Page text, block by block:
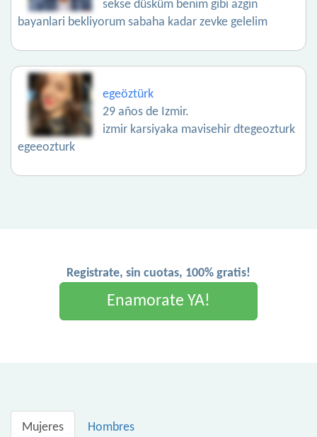
sekse düsküm benim gibi azgin
bayanlari bekliyorum sabaha kadar zevke gelelim
egeöztürk
29 años de Izmir.
izmir karsiyaka mavisehir dtegeozturk
egeeozturk
Registrate, sin cuotas, 100% gratis!
Enamorate YA!
Mujeres Hombres